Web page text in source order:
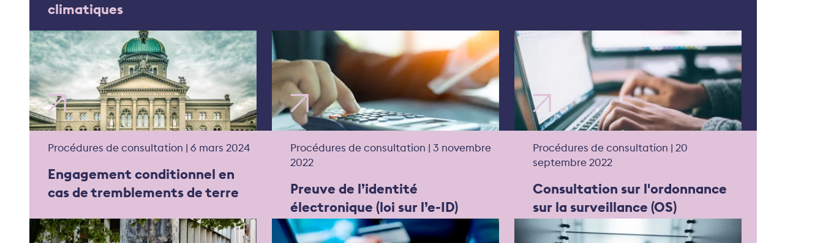
climatiques
Procédures de consultation | 6 mars 2024
Engagement conditionnel en
cas de tremblements de terre
Procédures de consultation | 3 novembre
2022
Preuve de l’identité
électronique (loi sur l’e-ID)
Procédures de consultation | 20
septembre 2022
Consultation sur l'ordonnance
sur la surveillance (OS)